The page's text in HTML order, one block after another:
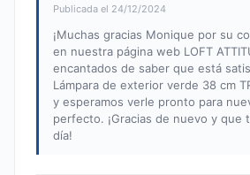
Publicada el 24/12/2024
¡Muchas gracias Monique por su
en nuestra página web LOFT
encantados de saber que está
Lámpara de exterior verde 38 cm
y esperamos verle pronto para
perfecto. ¡Gracias de nuevo y que
día!